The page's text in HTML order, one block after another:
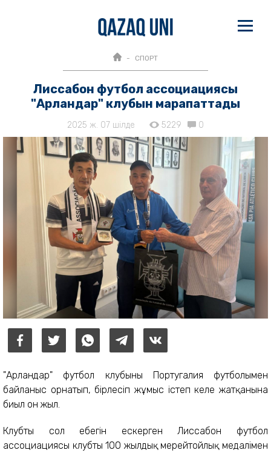
СПОРТ
Лиссабон футбол ассоциациясы
"Арландар" клубын марапаттады
2025 ж. 07 шілде 5229 0
"Арландар" футбол клубының Португалия футболымен
байланыс орнатып, бірлесіп жұмыс істеп келе жатқанына
биыл он жыл.
Клубтың сол еңбегін ескерген Лиссабон футбол
ассоциациясы клубты 100 жылдық мерейтойлық медалімен